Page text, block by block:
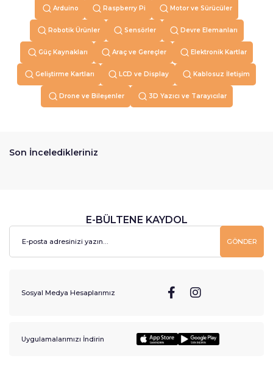
Arduino Raspberry Pi Motor ve Sürücüler
Robotik Ürünler Sensörler Devre Elemanları
Güç Kaynakları Araç ve Gereçler Elektronik Kartlar
Geliştirme Kartları LCD ve Display Kablosuz İletişim
Drone ve Bileşenler 3D Yazıcı ve Tarayıcılar
Son İnceledikleriniz
E-BÜLTENE KAYDOL
GÖNDER
Sosyal Medya Hesaplarımız
Uygulamalarımızı İndirin